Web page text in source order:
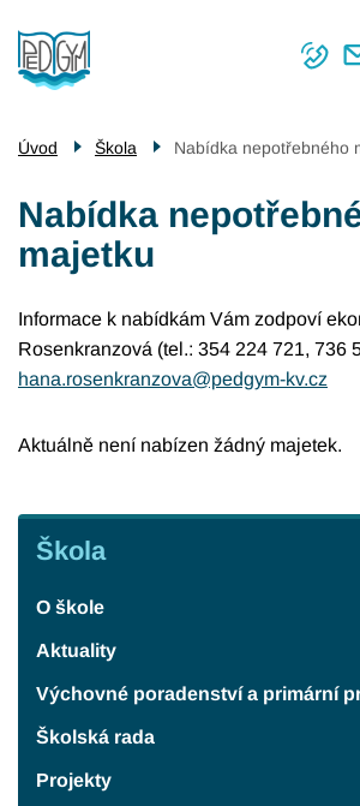
hlavnímu
navigace
Střední škola
Kontakty
Škola
Škola
O škole
Aktuality
Výchovné poradenství a primární
Školská rada
Projekty
Úvod Škola Nabídka nepotřebného
Nabídka
majetku
Informace k nabídkám Vám zodpoví
Rosenkranzová (tel.: 354 224 721, 736
hana.rosenkranzova@pedgym-kv.cz
Aktuálně není nabízen žádný majetek.